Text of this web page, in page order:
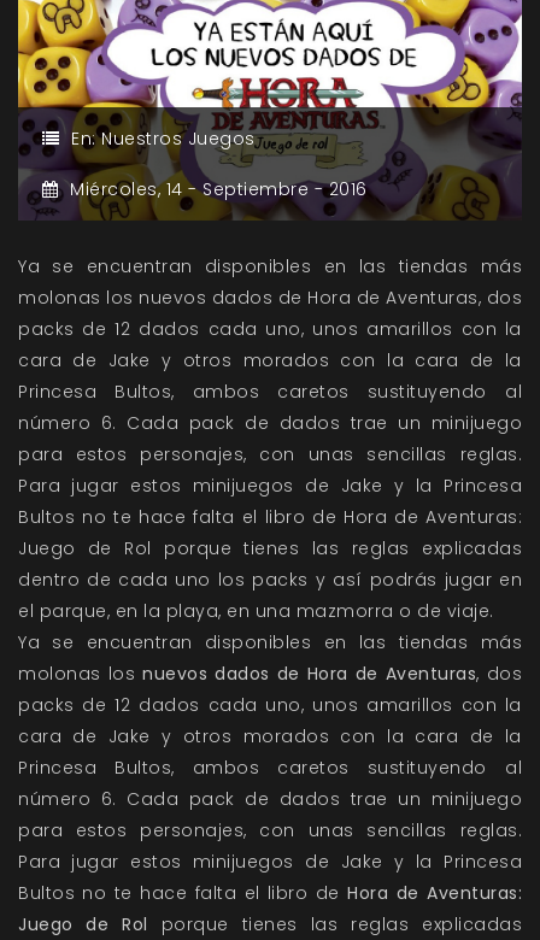
En:Nuestros Juegos
Miércoles,14 -Septiembre -2016
Ya se encuentran disponibles en las tiendas más
molonas los nuevos dados de Hora de Aventuras, dos
packs de 12 dados cada uno, unos amarillos con la
cara de Jake y otros morados con la cara de la
Princesa Bultos, ambos caretos sustituyendo al
número 6. Cada pack de dados trae un minijuego
para estos personajes, con unas sencillas reglas.
Para jugar estos minijuegos de Jake y la Princesa
Bultos no te hace falta el libro de Hora de Aventuras:
Juego de Rol porque tienes las reglas explicadas
dentro de cada uno los packs y así podrás jugar en
el parque, en la playa, en una mazmorra o de viaje.
Ya se encuentran disponibles en las tiendas más
molonas los nuevos dados de Hora de Aventuras, dos
packs de 12 dados cada uno, unos amarillos con la
cara de Jake y otros morados con la cara de la
Princesa Bultos, ambos caretos sustituyendo al
número 6. Cada pack de dados trae un minijuego
para estos personajes, con unas sencillas reglas.
Para jugar estos minijuegos de Jake y la Princesa
Bultos no te hace falta el libro deHora de Aventuras:
Juego de Rol porque tienes las reglas explicadas